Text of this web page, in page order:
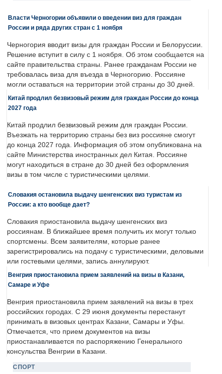
Власти Черногории объявили о введении виз для граждан
России и ряда других стран с 1 ноября
Черногория вводит визы для граждан России и Белоруссии.
Решение вступит в силу с 1 ноября. Об этом сообщается на
сайте правительства страны. Ранее гражданам России не
требовалась виза для въезда в Черногорию. Россияне
могли оставаться на территории этой страны до 30 дней.
Китай продлил безвизовый режим для граждан России до конца
2027 года
Китай продлил безвизовый режим для граждан России.
Въезжать на территорию страны без виз россияне смогут
до конца 2027 года. Информация об этом опубликована на
сайте Министерства иностранных дел Китая. Россияне
могут находиться в стране до 30 дней без оформления
визы в том числе с туристическими целями.
Словакия остановила выдачу шенгенских виз туристам из
России: а кто вообще дает?
Словакия приостановила выдачу шенгенских виз
россиянам. В ближайшее время получить их могут только
спортсмены. Всем заявителям, которые ранее
зарегистрировались на подачу с туристическими, деловыми
или гостевыми целями, запись аннулируют.
Венгрия приостановила прием заявлений на визы в Казани,
Самаре и Уфе
Венгрия приостановила прием заявлений на визы в трех
российских городах. С 29 июня документы перестанут
принимать в визовых центрах Казани, Самары и Уфы.
Отмечается, что прием документов на визы
приостанавливается по распоряжению Генерального
консульства Венгрии в Казани.
СПОРТ